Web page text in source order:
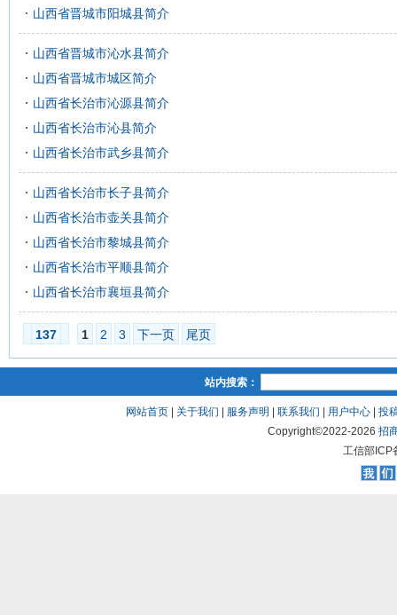
山西省晋城市阳城县简介
山西省晋城市沁水县简介
山西省晋城市城区简介
山西省长治市沁源县简介
山西省长治市沁县简介
山西省长治市武乡县简介
山西省长治市长子县简介
山西省长治市壶关县简介
山西省长治市黎城县简介
山西省长治市平顺县简介
山西省长治市襄垣县简介
137 1 2 3 下一页 尾页
站内搜索：
网站首页 关于我们 服务声明 联系我们 用户中心
投
Copyright©2022-2026招
工信部ICP